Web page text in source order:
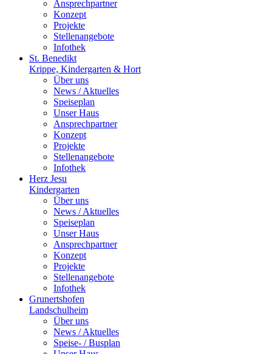
Ansprechpartner
Konzept
Projekte
Stellenangebote
Infothek
St. Benedikt
Krippe, Kindergarten & Hort
Über uns
News / Aktuelles
Speiseplan
Unser Haus
Ansprechpartner
Konzept
Projekte
Stellenangebote
Infothek
Herz Jesu
Kindergarten
Über uns
News / Aktuelles
Speiseplan
Unser Haus
Ansprechpartner
Konzept
Projekte
Stellenangebote
Infothek
Grunertshofen
Landschulheim
Über uns
News / Aktuelles
Speise- / Busplan